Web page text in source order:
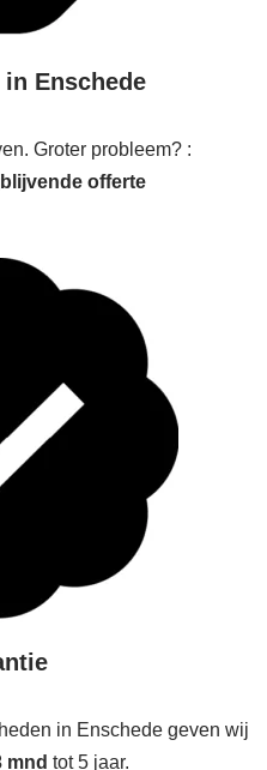
Enschede
Groter probleem? :
offerte
in Enschede geven wij
mnd tot 5 jaar.